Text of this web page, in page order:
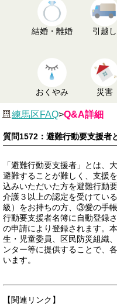
結婚・離婚 引越し
おくやみ 災害
練馬区FAQ>Q&A詳細
質問1572：避難行動要支援者
「避難行動要支援者」とは、
避難することが難しく、支援
込みいただいた方を避難行動
介護３以上の認定を受けてい
級）をお持ちの方、③愛の手
行動要支援者名簿に自動登録
の申請により登録されます。
生・児童委員、区民防災組織
ンター等に提供することで、
います。
【関連リンク】